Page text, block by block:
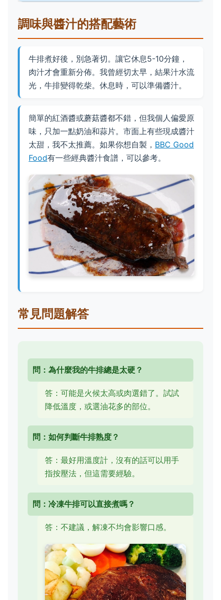
調味與醬汁的搭配藝術
牛排煮好後，別急著切。讓它休息5-10分鐘，
肉汁才會重新分佈。我曾經切太早，結果汁水流
光，牛排變得乾柴。休息時，可以準備醬汁。
簡單的紅酒醬或蘑菇醬都不錯，但我個人偏愛原
味，只加一點奶油和蒜片。市面上有些現成醬汁
太甜，我不太推薦。如果你想自製， BBC Good
Food有一些經典醬汁食譜，可以參考。
常見問題解答
問：為什麼我的牛排總是太硬？
答：可能是火候太高或肉選錯了。試試
降低溫度，或選油花多的部位。
問：如何判斷牛排熟度？
答：最好用溫度計，沒有的話可以用手
指按壓法，但這需要經驗。
問：冷凍牛排可以直接煮嗎？
答：不建議，解凍不均會影響口感。